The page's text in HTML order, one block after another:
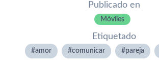
Publicado en
Móviles
Etiquetado
amor comunicar pareja